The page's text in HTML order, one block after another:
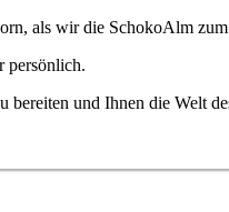
als wir die SchokoAlm
persönlich.
und Ihnen die Welt